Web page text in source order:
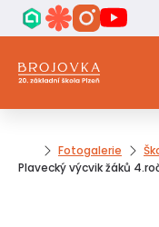
Fotogalerie
Plavecký výcvik žáků